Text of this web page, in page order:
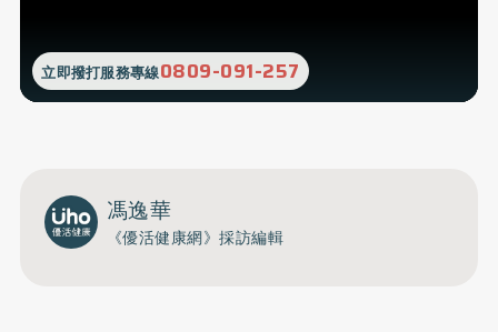
立即撥打服務專線0809-091-257
馮逸華
《優活健康網》採訪編輯